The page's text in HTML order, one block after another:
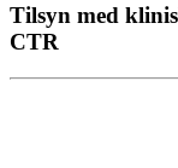
Tilsyn med
CTR